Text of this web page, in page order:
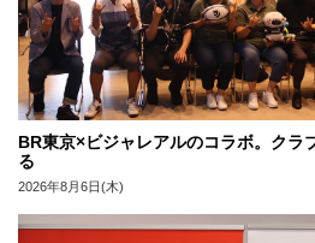
BR東京×ビジャレアルのコラボ。クラ
る
2026年8月6日(木)